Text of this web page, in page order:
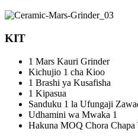
KIT
1 Mars Kauri Grinder
Kichujio 1 cha Kioo
1 Brashi ya Kusafisha
1 Kipasua
Sanduku 1 la Ufungaji
Udhamini wa Mwaka 1
Hakuna MOQ Chora Chapa